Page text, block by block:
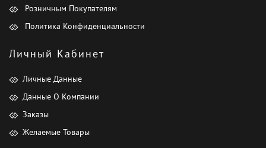
Розничным Покупателям
Политика Конфиденциальности
Личный Кабинет
Личные Данные
Данные О Компании
Заказы
Желаемые Товары